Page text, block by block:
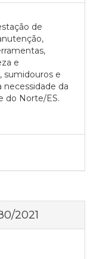
de
e
sumidouros e
necessidade da
do Norte/ES.
2021